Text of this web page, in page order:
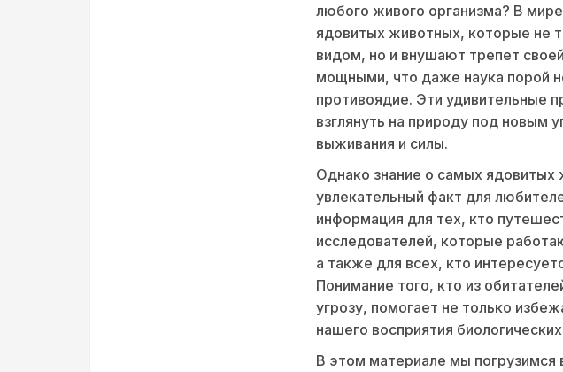
любого живого организма? В
ядовитых животных, которые не
видом, но и внушают трепет
мощными, что даже наука порой
противоядие. Эти удивительные
взглянуть на природу под новым
выживания и силы.
Однако знание о самых
увлекательный факт для
информация для тех, кто
исследователей, которые
а также для всех, кто
Понимание того, кто из
угрозу, помогает не только
нашего восприятия
В этом материале мы погрузимся